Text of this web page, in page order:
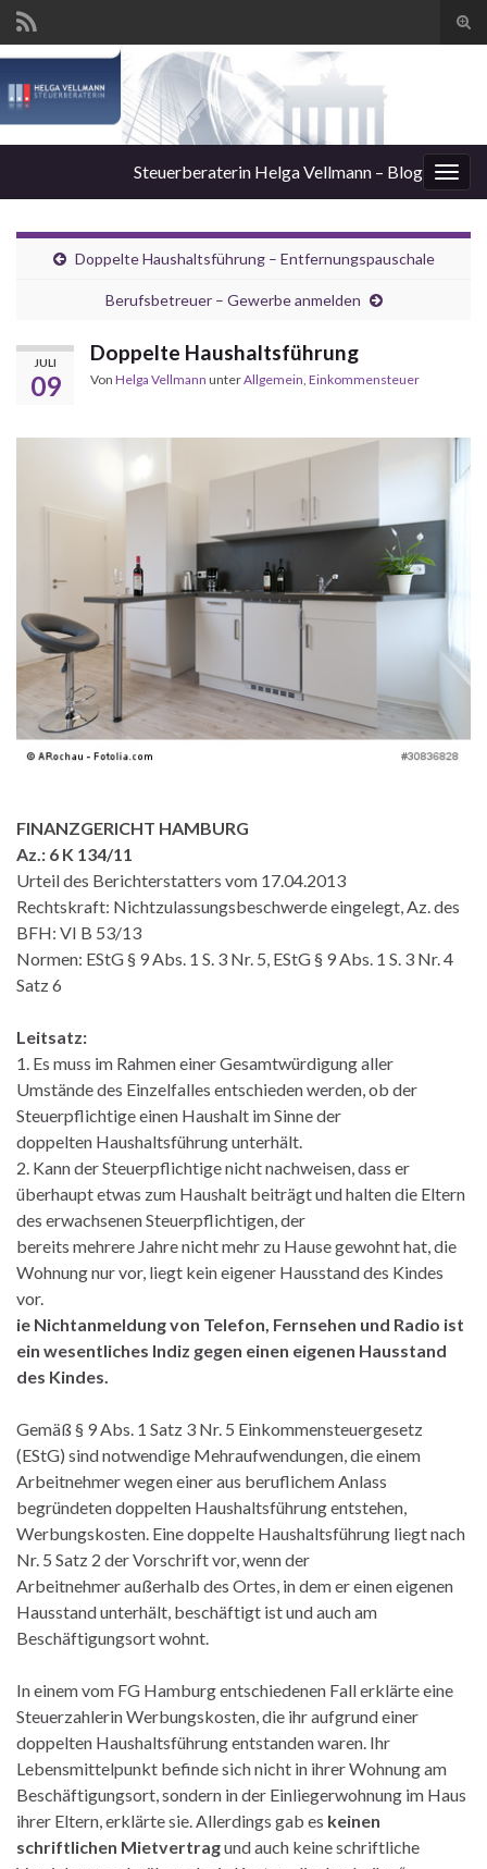
Steuerberaterin Helga Vellmann – Blog
Doppelte Haushaltsführung – Entfernungspauschale
Berufsbetreuer – Gewerbe anmelden
JULI
09
Doppelte Haushaltsführung
Von Helga Vellmann unterAllgemein, Einkommensteuer
FINANZGERICHT HAMBURG
Az.: 6 K 134/11
Urteil des Berichterstatters vom 17.04.2013
Rechtskraft: Nichtzulassungsbeschwerde eingelegt, Az. des
BFH: VI B 53/13
Normen: EStG § 9 Abs. 1 S. 3 Nr. 5, EStG § 9 Abs. 1 S. 3 Nr. 4
Satz 6
Leitsatz:
1. Es muss im Rahmen einer Gesamtwürdigung aller
Umstände des Einzelfalles entschieden werden, ob der
Steuerpflichtige einen Haushalt im Sinne der
doppelten Haushaltsführung unterhält.
2. Kann der Steuerpflichtige nicht nachweisen, dass er
überhaupt etwas zum Haushalt beiträgt und halten die Eltern
des erwachsenen Steuerpflichtigen, der
bereits mehrere Jahre nicht mehr zu Hause gewohnt hat, die
Wohnung nur vor, liegt kein eigener Hausstand des Kindes
vor.
ie Nichtanmeldung von Telefon, Fernsehen und Radio ist
ein wesentliches Indiz gegen einen eigenen Hausstand
des Kindes.
Gemäß § 9 Abs. 1 Satz 3 Nr. 5 Einkommensteuergesetz
(EStG) sind notwendige Mehraufwendungen, die einem
Arbeitnehmer wegen einer aus beruflichem Anlass
begründeten doppelten Haushaltsführung entstehen,
Werbungskosten. Eine doppelte Haushaltsführung liegt nach
Nr. 5 Satz 2 der Vorschrift vor, wenn der
Arbeitnehmer außerhalb des Ortes, in dem er einen eigenen
Hausstand unterhält, beschäftigt ist und auch am
Beschäftigungsort wohnt.
In einem vom FG Hamburg entschiedenen Fall erklärte eine
Steuerzahlerin Werbungskosten, die ihr aufgrund einer
doppelten Haushaltsführung entstanden waren. Ihr
Lebensmittelpunkt befinde sich nicht in ihrer Wohnung am
Beschäftigungsort, sondern in der Einliegerwohnung im Haus
ihrer Eltern, erklärte sie. Allerdings gab es keinen
schriftlichen Mietvertragund auch keine schriftliche